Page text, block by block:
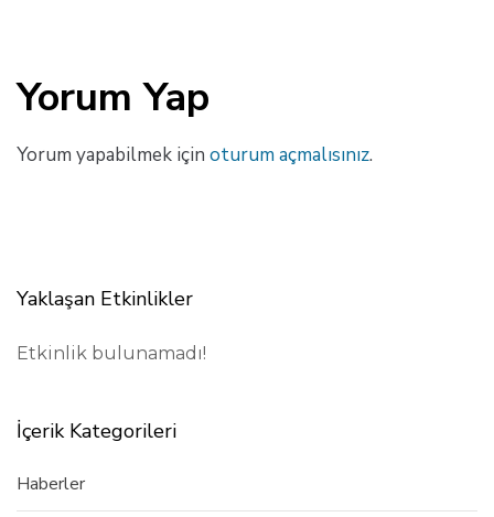
Yorum Yap
Yorum yapabilmek için oturum açmalısınız.
Yaklaşan Etkinlikler
Etkinlik bulunamadı!
İçerik Kategorileri
Haberler